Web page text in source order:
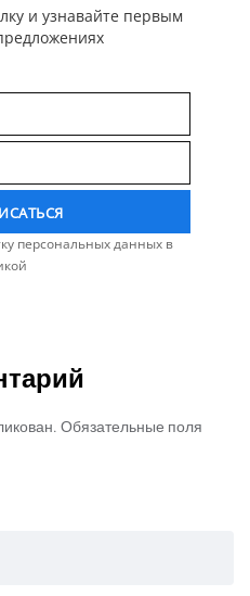
и узнавайте первым
персональных данных в
Обязательные поля